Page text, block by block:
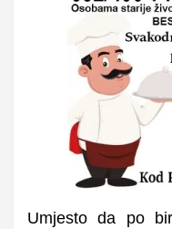
Umjesto da po